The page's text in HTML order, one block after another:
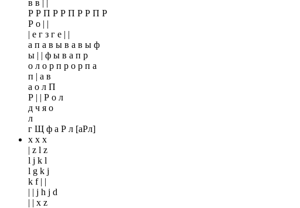
в в | |
Р Р П Р Р П Р Р П Р
Р о | |
| е г з г е | |
а п а в ы в а в ы ф
ы | | ф ы в а п р
о л о р п р о р п а
п | а в
а о л П
Р | | Р о л
д ч я о
л
г Щ ф а Р л [аРл]
x x x
| z l z
l j k l
l g k j
k f | |
| | j h j d
| | x z